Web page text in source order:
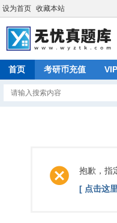
设为首页 收藏本站
首页 考研币充值
抱歉，指
[ 点击这